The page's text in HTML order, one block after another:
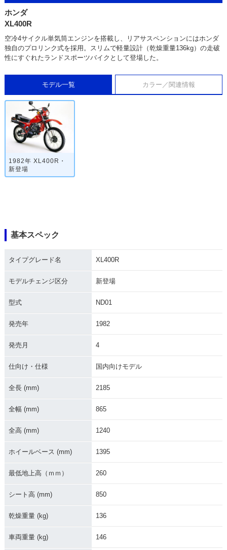
ホンダ
XL400R
空冷4サイクル単気筒エンジンを搭載し、リアサスペンションにはホンダ
独自のプロリンク式を採用。スリムで軽量設計（乾燥重量136kg）の走破
性にすぐれたランドスポーツバイクとして登場した。
モデル一覧 カラー／関連情報
1982年 XL400R・
新登場
基本スペック
タイプグレード名 XL400R
モデルチェンジ区分 新登場
型式 ND01
発売年 1982
発売月 4
仕向け・仕様 国内向けモデル
全長 (mm) 2185
全幅 (mm) 865
全高 (mm) 1240
ホイールベース (mm) 1395
最低地上高（ｍｍ） 260
シート高 (mm) 850
乾燥重量 (kg) 136
車両重量 (kg) 146